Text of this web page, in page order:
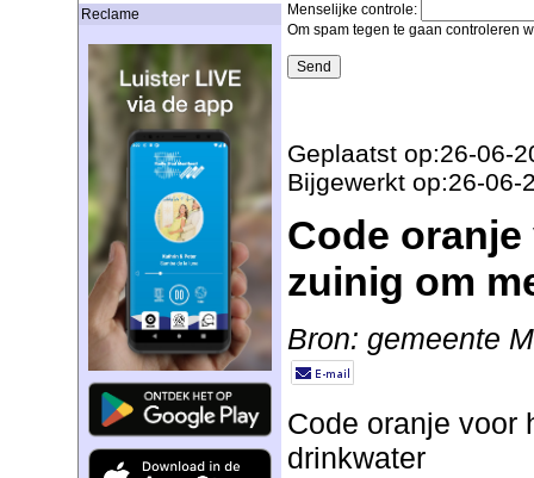
Reclame
Menselijke controle:
Om spam tegen te gaan controleren
Geplaatst op:26-06-
Bijgewerkt op:26-06-
Code
zuinig om
Bron: gemeente
Code oranje voor
drinkwater